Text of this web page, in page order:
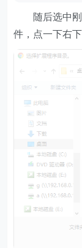
随后选中刚
件，点一下右下